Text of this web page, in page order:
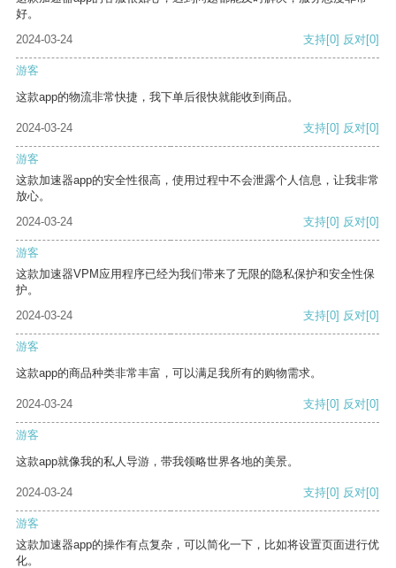
好。
2024-03-24
支持[0] 反对[0]
游客
这款app的物流非常快捷，我下单后很快就能收到商品。
2024-03-24 支持[0] 反对[0]
游客
这款加速器app的安全性很高，使用过程中不会泄露个人信息，让我非常
放心。
2024-03-24
支持[0] 反对[0]
游客
这款加速器VPM应用程序已经为我们带来了无限的隐私保护和安全性保
护。
2024-03-24
支持[0] 反对[0]
游客
这款app的商品种类非常丰富，可以满足我所有的购物需求。
2024-03-24 支持[0] 反对[0]
游客
这款app就像我的私人导游，带我领略世界各地的美景。
2024-03-24 支持[0] 反对[0]
游客
这款加速器app的操作有点复杂，可以简化一下，比如将设置页面进行优
化。